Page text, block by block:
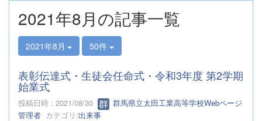
2021年8月の記事一覧
2021年8月 50件
表彰伝達式・生徒会任命式・令和3年度 第2学期
始業式
投稿日時 : 2021/08/30
群馬県立太田工業高等学校Webページ
管理者 カテゴリ:出来事